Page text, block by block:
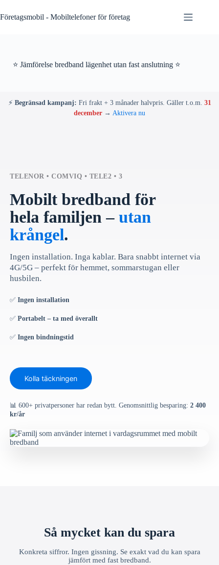
to
content
Företagsmobil - Mobiltelefoner för företag
⭐ Jämförelse bredband lägenhet utan fast anslutning ⭐
⚡ Begränsad kampanj: Fri frakt + 3 månader halvpris. Gäller t.o.m. 31
december → Aktivera nu
TELENOR • COMVIQ • TELE2 • 3
Mobilt bredband för
hela familjen – utan
krångel.
Ingen installation. Inga kablar. Bara snabbt internet via
4G/5G – perfekt för hemmet, sommarstugan eller
husbilen.
✅ Ingen installation
✅ Portabelt – ta med överallt
✅ Ingen bindningstid
Kolla täckningen
📊 600+ privatpersoner har redan bytt. Genomsnittlig besparing: 2 400
kr/år
Så mycket kan du spara
Konkreta siffror. Ingen gissning. Se exakt vad du kan spara
jämfört med fast bredband.